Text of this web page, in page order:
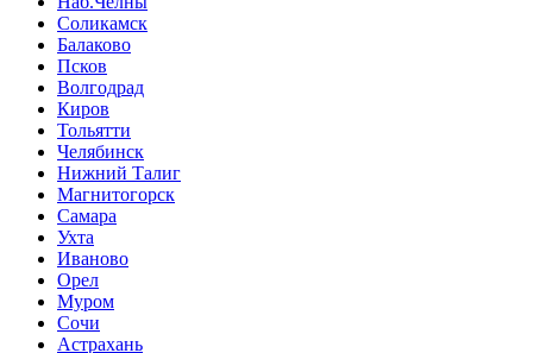
Соликамск
Балаково
Псков
Волгодрад
Киров
Тольятти
Челябинск
Нижний Талиг
Магнитогорск
Самара
Ухта
Иваново
Орел
Муром
Сочи
Астрахань